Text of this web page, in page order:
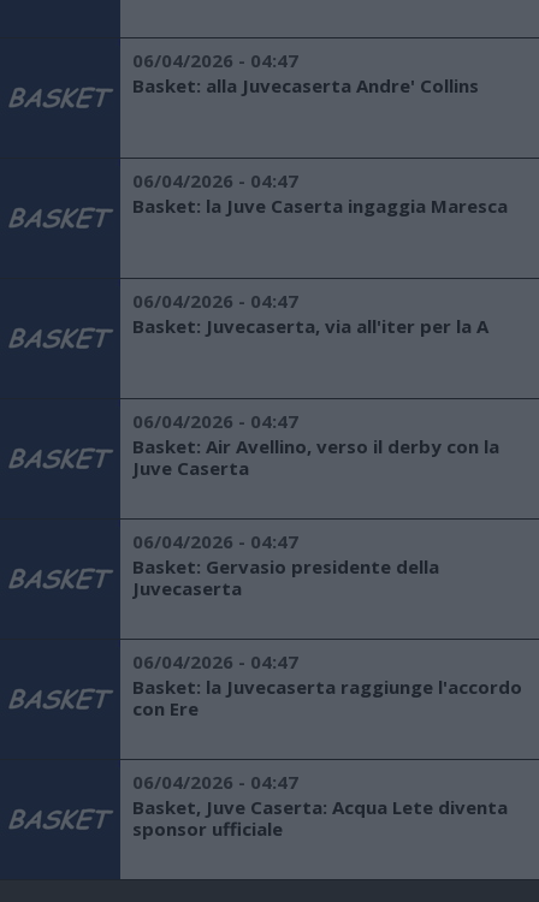
06/04/2026 - 04:47
Basket: alla Juvecaserta Andre' Collins
06/04/2026 - 04:47
Basket: la Juve Caserta ingaggia Maresca
06/04/2026 - 04:47
Basket: Juvecaserta, via all'iter per la A
06/04/2026 - 04:47
Basket: Air Avellino, verso il derby con la
Juve Caserta
06/04/2026 - 04:47
Basket: Gervasio presidente della
Juvecaserta
06/04/2026 - 04:47
Basket: la Juvecaserta raggiunge l'accordo
con Ere
06/04/2026 - 04:47
Basket, Juve Caserta: Acqua Lete diventa
sponsor ufficiale